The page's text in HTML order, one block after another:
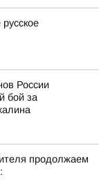
России
бой за
продолжаем